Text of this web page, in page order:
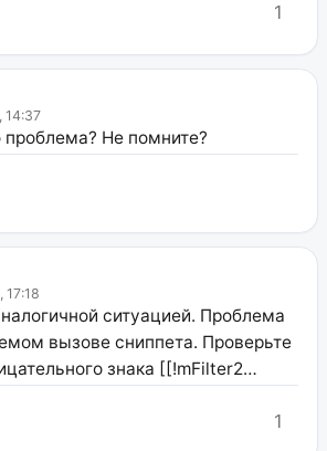
1
14:37
проблема? Не помните?
17:18
ситуацией. Проблема
вызове сниппета. Проверьте
знака [[!mFilter2…
1